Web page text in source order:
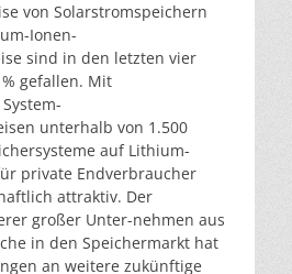
von Solarstromspeichern
Ionen-
sind in den letzten vier
gefallen. Mit
unterhalb von 1.500
auf Lithium-
private Endverbraucher
attraktiv. Der
großer Unter-nehmen aus
in den Speichermarkt hat
an weitere zukünftige